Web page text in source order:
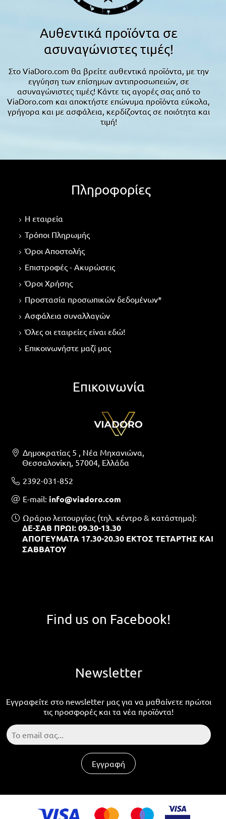
Αυθεντικά προϊόντα σε
ασυναγώνιστες τιμές!
Στο ViaDoro.com θα βρείτε αυθεντικά προϊόντα, με την
εγγύηση των επίσημων αντιπροσωπειών, σε
ασυναγώνιστες τιμές! Κάντε τις αγορές σας από το
ViaDoro.com και αποκτήστε επώνυμα προϊόντα εύκολα,
γρήγορα και με ασφάλεια, κερδίζοντας σε ποιότητα και
τιμή!
Πληροφορίες
Η εταιρεία
Τρόποι Πληρωμής
Όροι Αποστολής
Επιστροφές - Ακυρώσεις
Όροι Χρήσης
Προστασία προσωπικών δεδομένων*
Ασφάλεια συναλλαγών
Όλες οι εταιρείες είναι εδώ!
Επικοινωνήστε μαζί μας
Επικοινωνία
Δημοκρατίας 5 , Νέα Μηχανιώνα,
Θεσσαλονίκη, 57004, Ελλάδα
2392-031-852
Ε-mail: info@viadoro.com
Ωράριο λειτουργίας (τηλ. κέντρο & κατάστημα):
ΔΕ-ΣΑΒ ΠΡΩΙ: 09.30-13.30
ΑΠΟΓΕΥΜΑΤΑ 17.30-20.30 ΕΚΤΟΣ ΤΕΤΑΡΤΗΣ ΚΑΙ
ΣΑΒΒΑΤΟΥ
Find us on Facebook!
Newsletter
Εγγραφείτε στο newsletter μας για να μαθαίνετε πρώτοι
τις προσφορές και τα νέα προϊόντα!
Εγγραφή